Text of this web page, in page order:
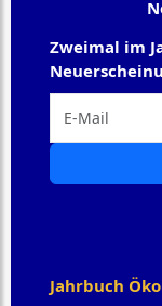
Zweimal im
Jahrbuch